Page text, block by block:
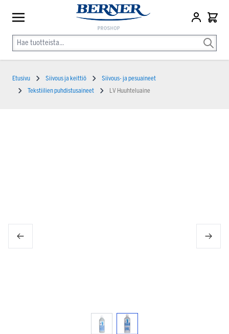
Etusivu Siivous ja keittiö
Siivous- ja pesuaineet
Tekstiilien puhdistusaineet
LV Huuhteluaine